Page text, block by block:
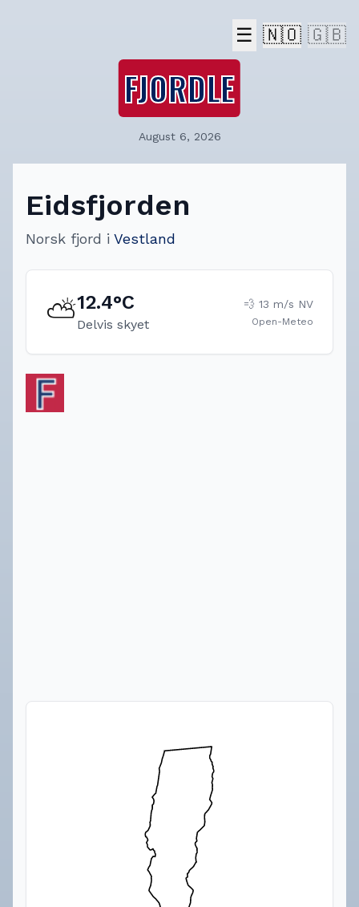
☰ 🇳🇴 🇬🇧
FJORDLE
August 6, 2026
Eidsfjorden
Norsk fjord i Vestland
⛅12.4°C
Delvis skyet
💨 13 m/s NV
Open-Meteo